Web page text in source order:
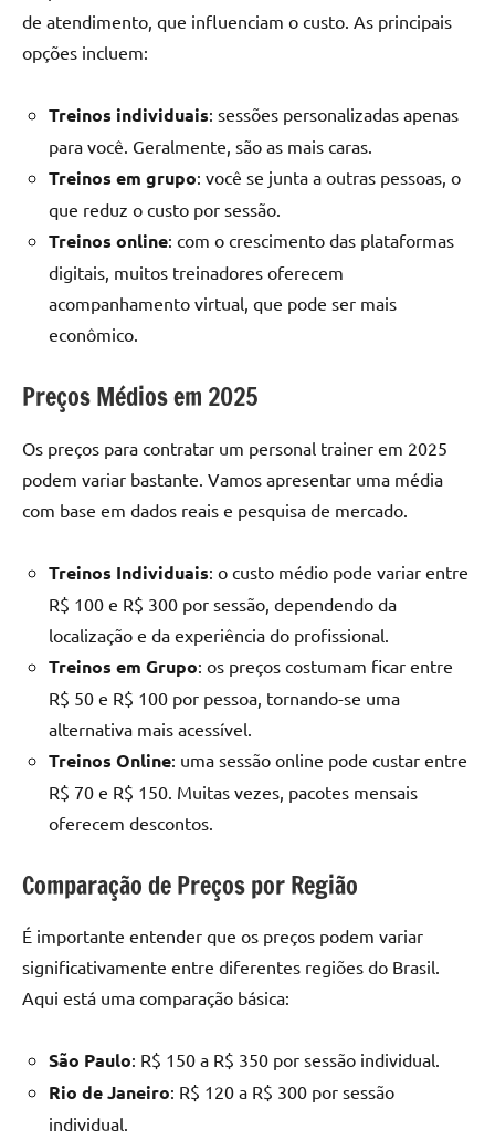
de atendimento, que influenciam o custo. As principais
opções incluem:
Treinos individuais: sessões personalizadas apenas
para você. Geralmente, são as mais caras.
Treinos em grupo: você se junta a outras pessoas, o
que reduz o custo por sessão.
Treinos online: com o crescimento das plataformas
digitais, muitos treinadores oferecem
acompanhamento virtual, que pode ser mais
econômico.
Preços Médios em 2025
Os preços para contratar um personal trainer em 2025
podem variar bastante. Vamos apresentar uma média
com base em dados reais e pesquisa de mercado.
Treinos Individuais: o custo médio pode variar entre
R$ 100 e R$ 300 por sessão, dependendo da
localização e da experiência do profissional.
Treinos em Grupo: os preços costumam ficar entre
R$ 50 e R$ 100 por pessoa, tornando-se uma
alternativa mais acessível.
Treinos Online: uma sessão online pode custar entre
R$ 70 e R$ 150. Muitas vezes, pacotes mensais
oferecem descontos.
Comparação de Preços por Região
É importante entender que os preços podem variar
significativamente entre diferentes regiões do Brasil.
Aqui está uma comparação básica:
São Paulo: R$ 150 a R$ 350 por sessão individual.
Rio de Janeiro: R$ 120 a R$ 300 por sessão
individual.